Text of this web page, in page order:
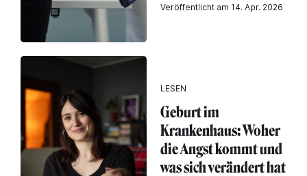
Veröffentlicht am 14. Apr. 2026
LESEN
Geburt im
Krankenhaus: Woher
die Angst kommt und
was sich verändert hat